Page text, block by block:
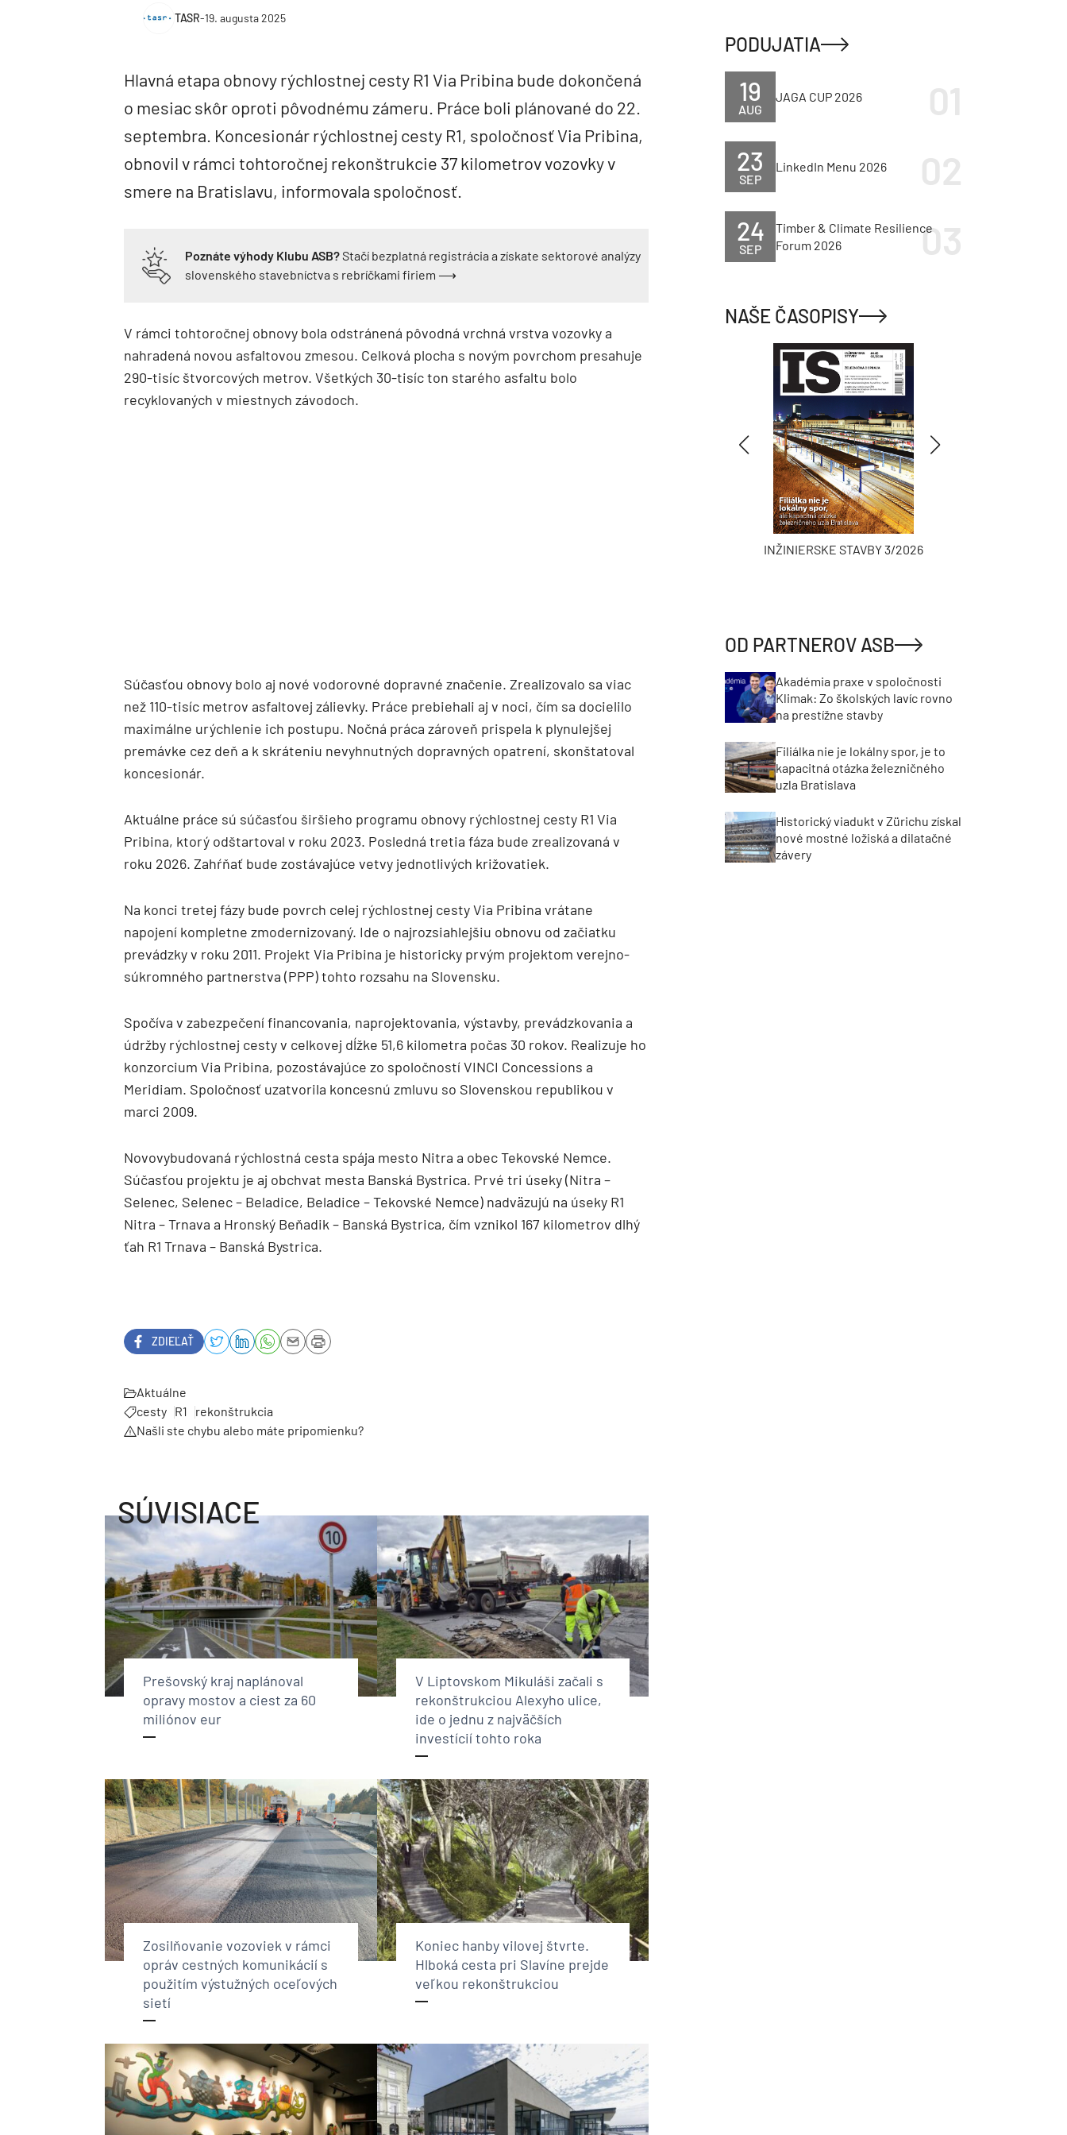
TASR-19. augusta 2025
Hlavná etapa obnovy rýchlostnej cesty R1 Via Pribina bude dokončená
o mesiac skôr oproti pôvodnému zámeru. Práce boli plánované do 22.
septembra. Koncesionár rýchlostnej cesty R1, spoločnosť Via Pribina,
obnovil v rámci tohtoročnej rekonštrukcie 37 kilometrov vozovky v
smere na Bratislavu, informovala spoločnosť.
Poznáte výhody Klubu ASB?Stačí bezplatná registrácia a získate sektorové analýzy
slovenského stavebníctva s rebríčkami firiem ⟶
V rámci tohtoročnej obnovy bola odstránená pôvodná vrchná vrstva vozovky a
nahradená novou asfaltovou zmesou. Celková plocha s novým povrchom presahuje
290-tisíc štvorcových metrov. Všetkých 30-tisíc ton starého asfaltu bolo
recyklovaných v miestnych závodoch.
Súčasťou obnovy bolo aj nové vodorovné dopravné značenie. Zrealizovalo sa viac
než 110-tisíc metrov asfaltovej zálievky. Práce prebiehali aj v noci, čím sa docielilo
maximálne urýchlenie ich postupu. Nočná práca zároveň prispela k plynulejšej
premávke cez deň a k skráteniu nevyhnutných dopravných opatrení, skonštatoval
koncesionár.
Aktuálne práce sú súčasťou širšieho programu obnovy rýchlostnej cesty R1 Via
Pribina, ktorý odštartoval v roku 2023. Posledná tretia fáza bude zrealizovaná v
roku 2026. Zahŕňať bude zostávajúce vetvy jednotlivých križovatiek.
Na konci tretej fázy bude povrch celej rýchlostnej cesty Via Pribina vrátane
napojení kompletne zmodernizovaný. Ide o najrozsiahlejšiu obnovu od začiatku
prevádzky v roku 2011. Projekt Via Pribina je historicky prvým projektom verejno-
súkromného partnerstva (PPP) tohto rozsahu na Slovensku.
Spočíva v zabezpečení financovania, naprojektovania, výstavby, prevádzkovania a
údržby rýchlostnej cesty v celkovej dĺžke 51,6 kilometra počas 30 rokov. Realizuje ho
konzorcium Via Pribina, pozostávajúce zo spoločností VINCI Concessions a
Meridiam. Spoločnosť uzatvorila koncesnú zmluvu so Slovenskou republikou v
marci 2009.
Novovybudovaná rýchlostná cesta spája mesto Nitra a obec Tekovské Nemce.
Súčasťou projektu je aj obchvat mesta Banská Bystrica. Prvé tri úseky (Nitra –
Selenec, Selenec – Beladice, Beladice – Tekovské Nemce) nadväzujú na úseky R1
Nitra – Trnava a Hronský Beňadik – Banská Bystrica, čím vznikol 167 kilometrov dlhý
ťah R1 Trnava – Banská Bystrica.
ZDIEĽAŤ
Aktuálne
cesty R1
rekonštrukcia
Našli ste chybu alebo máte pripomienku?
SÚVISIACE
Prešovský kraj naplánoval
opravy mostov a ciest za 60
miliónov eur
V Liptovskom Mikuláši začali s
rekonštrukciou Alexyho ulice,
ide o jednu z najväčších
investícií tohto roka
Zosilňovanie vozoviek v rámci
opráv cestných komunikácií s
použitím výstužných oceľových
sietí
Koniec hanby vilovej štvrte.
Hlboká cesta pri Slavíne prejde
veľkou rekonštrukciou
PODUJATIA
AUG
19 JAGA CUP 2026
SEP
23 LinkedIn Menu 2026
SEP
24
Timber & Climate Resilience
Forum 2026
NAŠE ČASOPISY
INŽINIERSKE STAVBY 3/2026
OD PARTNEROV ASB
Akadémia praxe v spoločnosti
Klimak: Zo školských lavíc rovno
na prestížne stavby
Filiálka nie je lokálny spor, je to
kapacitná otázka železničného
uzla Bratislava
Historický viadukt v Zürichu získal
nové mostné ložiská a dilatačné
závery